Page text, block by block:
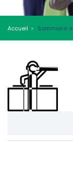
Accueil